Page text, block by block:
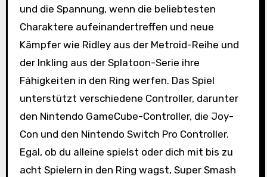
und die Spannung, wenn die beliebtesten
Charaktere aufeinandertreffen und neue
Kämpfer wie Ridley aus der Metroid-Reihe und
der Inkling aus der Splatoon-Serie ihre
Fähigkeiten in den Ring werfen. Das Spiel
unterstützt verschiedene Controller, darunter
den Nintendo GameCube-Controller, die Joy-
Con und den Nintendo Switch Pro Controller.
Egal, ob du alleine spielst oder dich mit bis zu
acht Spielern in den Ring wagst, Super Smash